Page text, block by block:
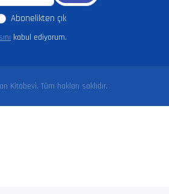
Abonelikten çık
kabul ediyorum.
Kitabevi. Tüm hakları saklıdır.